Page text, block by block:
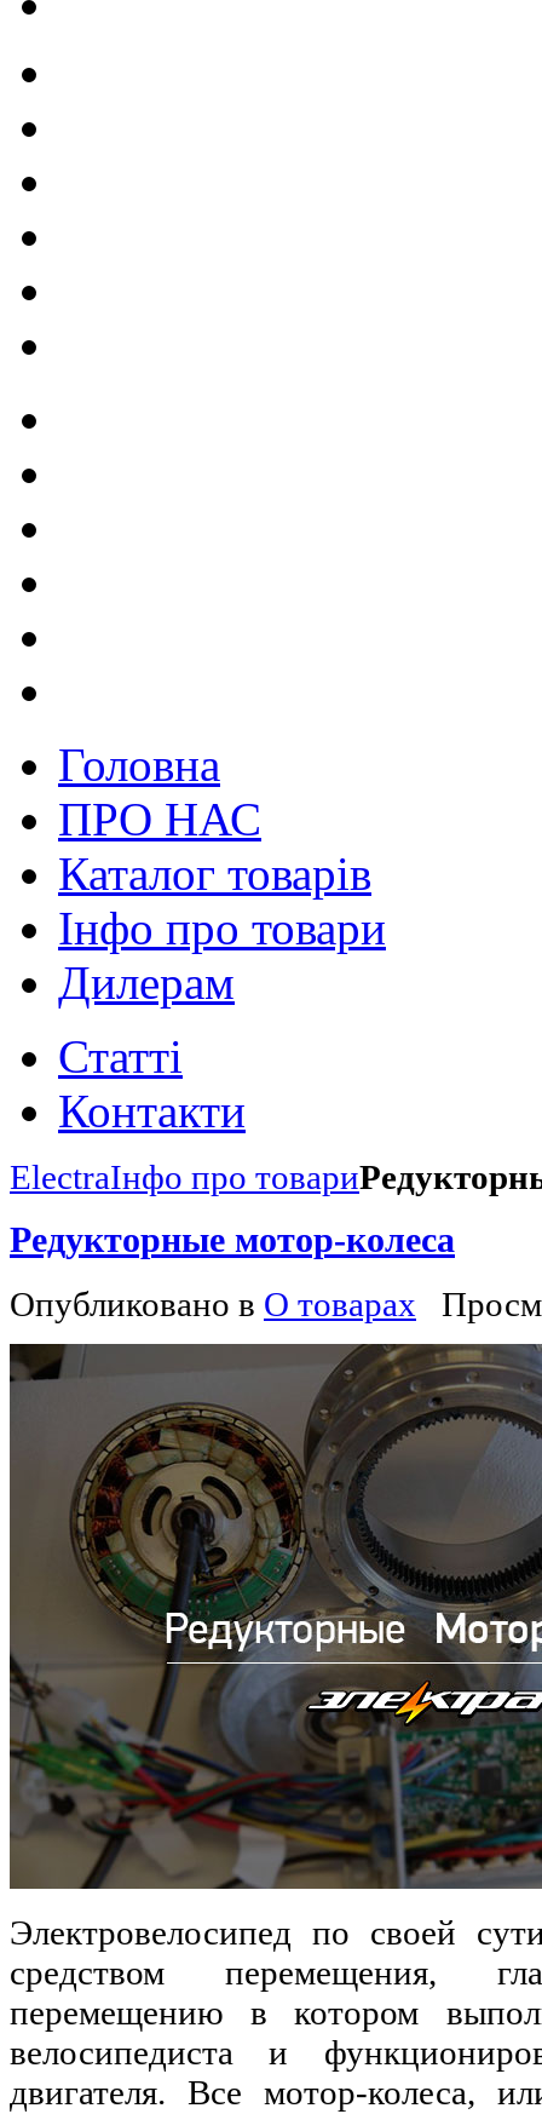
Головна
ПРО НАС
Каталог товарів
Інфо про товари
Дилерам
Статті
Контакти
ElectraІнфо про товари
Редукторные мотор-колеса
Опубликовано в О товарах
Электровелосипед по своей
средством перемещения,
перемещению в котором
велосипедиста и
двигателя. Все мотор-колеса,